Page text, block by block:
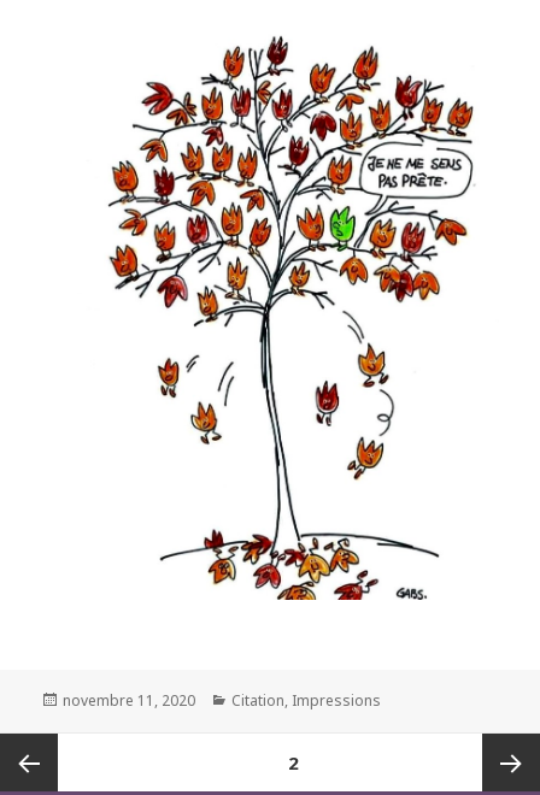
Posted
novembre 11, 2020 Categories
Citation, Impressions
des
2